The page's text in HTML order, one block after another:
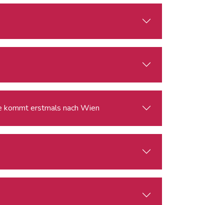
kommt erstmals nach Wien